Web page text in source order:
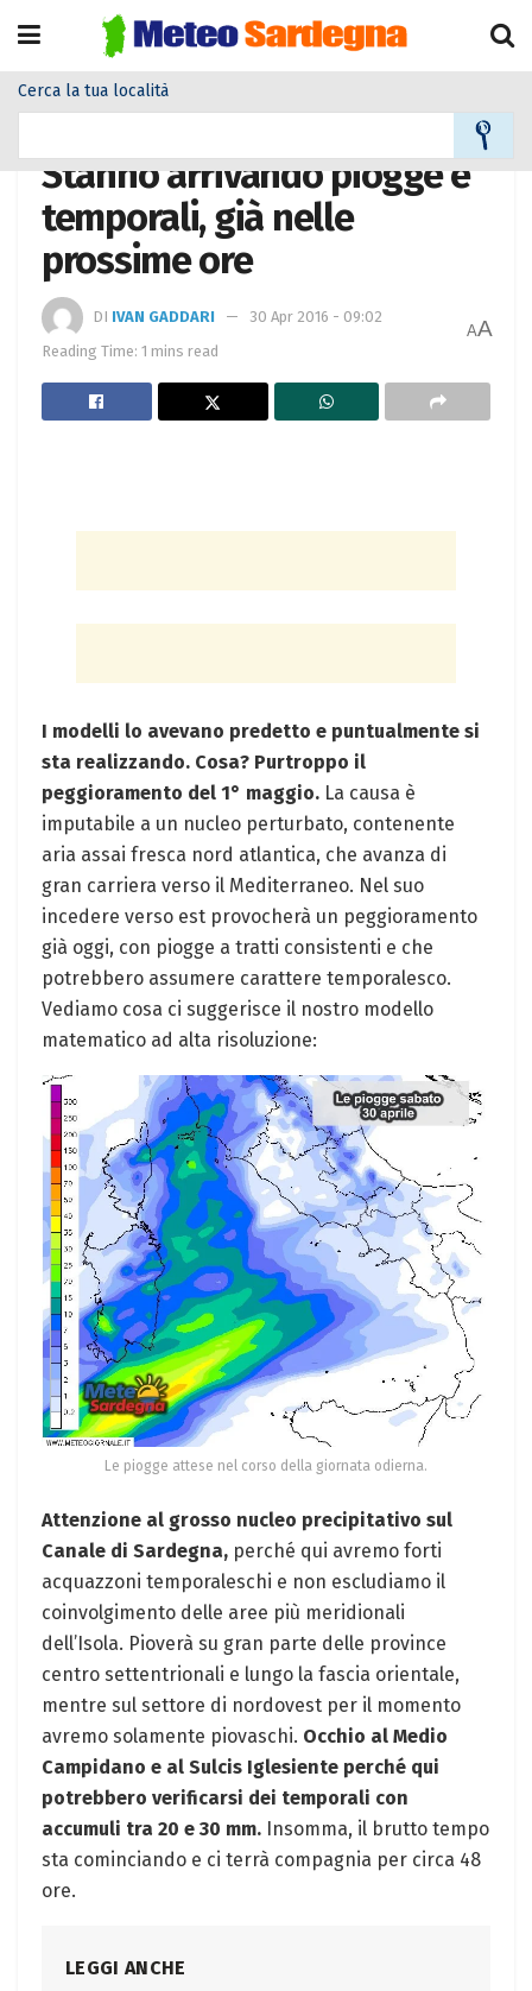
Cerca la tua località
Stanno arrivando piogge e
temporali, già nelle
prossime ore
DI IVAN GADDARI
30 Apr 2016 - 09:02
Reading Time: 1 mins read
AA
I modelli lo avevano predetto e puntualmente si
sta realizzando. Cosa? Purtroppo il
peggioramento del 1° maggio. La causa è
imputabile a un nucleo perturbato, contenente
aria assai fresca nord atlantica, che avanza di
gran carriera verso il Mediterraneo. Nel suo
incedere verso est provocherà un peggioramento
già oggi, con piogge a tratti consistenti e che
potrebbero assumere carattere temporalesco.
Vediamo cosa ci suggerisce il nostro modello
matematico ad alta risoluzione:
Le piogge attese nel corso della giornata odierna.
Attenzione al grosso nucleo precipitativo sul
Canale di Sardegna, perché qui avremo forti
acquazzoni temporaleschi e non escludiamo il
coinvolgimento delle aree più meridionali
dell’Isola. Pioverà su gran parte delle province
centro settentrionali e lungo la fascia orientale,
mentre sul settore di nordovest per il momento
avremo solamente piovaschi. Occhio al Medio
Campidano e al Sulcis Iglesiente perché qui
potrebbero verificarsi dei temporali con
accumuli tra 20 e 30 mm. Insomma, il brutto tempo
sta cominciando e ci terrà compagnia per circa 48
ore.
LEGGI ANCHE